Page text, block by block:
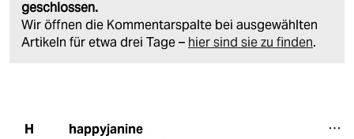
geschlossen.
Wir öffnen die Kommentarspalte bei ausgewählten
Artikeln für etwa drei Tage – hier sind sie zu finden.
H happyjanine